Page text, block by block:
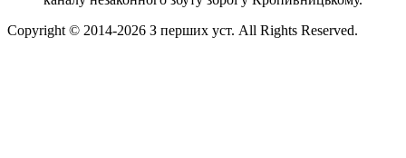
Copyright © 2014-2026 З перших уст. All Rights Reserved.